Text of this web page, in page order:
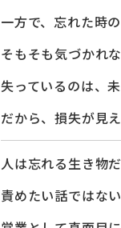
一方で、忘れた時の
そもそも気づかれな
失っているのは、
だから、損失が見え
人は忘れる生き物
責めたい話ではない